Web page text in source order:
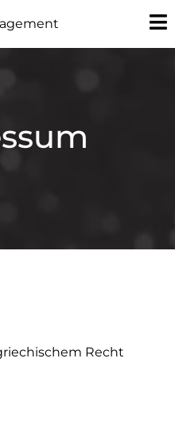
Recht